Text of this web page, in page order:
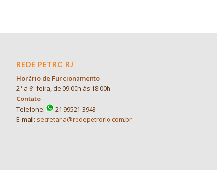
REDE PETRO RJ
Horário de Funcionamento
2ª a 6ª feira, de 09:00h às 18:00h
Contato
Telefone:
21 99521-3943
E-mail: secretaria@redepetrorio.com.br